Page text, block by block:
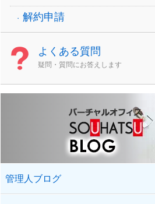
解約申請
よくある質問
疑問・質問にお答えします
管理人ブログ